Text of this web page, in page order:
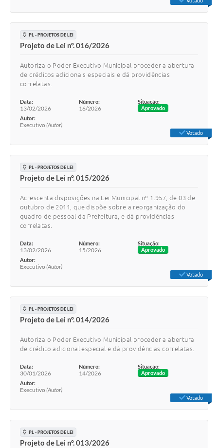
PL - PROJETOS DE LEI
Projeto de Lei nº. 016/2026
Autoriza o Poder Executivo Municipal proceder a abertura
de créditos adicionais especiais e dá providências
correlatas.
Data:
13/02/2026
Número:
16/2026
Situação:
Aprovado
Autor:
Executivo (Autor)
Votado
PL - PROJETOS DE LEI
Projeto de Lei nº. 015/2026
Acrescenta disposições na Lei Municipal nº 1.957, de 03 de
outubro de 2011, que dispõe sobre a reorganização do
quadro de pessoal da Prefeitura, e dá providências
correlatas.
Data:
13/02/2026
Número:
15/2026
Situação:
Aprovado
Autor:
Executivo (Autor)
Votado
PL - PROJETOS DE LEI
Projeto de Lei nº. 014/2026
Autoriza o Poder Executivo Municipal proceder a abertura
de crédito adicional especial e dá providências correlatas.
Data:
30/01/2026
Número:
14/2026
Situação:
Aprovado
Autor:
Executivo (Autor)
Votado
PL - PROJETOS DE LEI
Projeto de Lei nº. 013/2026